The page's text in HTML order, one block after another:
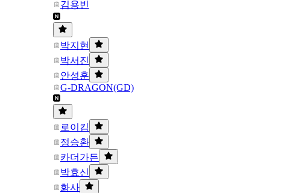
김용빈
박지현
박서진
안성훈
G-DRAGON(GD)
로이킴
정승환
카더가든
박효신
화사